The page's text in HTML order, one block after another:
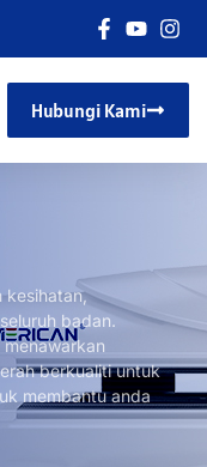
Hubungi Kami
kesihatan,
badan.
berkualiti untuk
membantu anda